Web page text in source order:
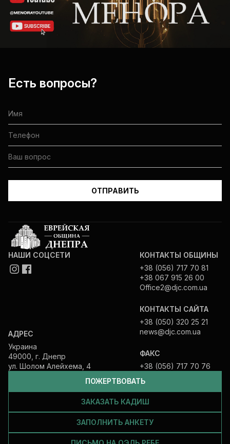
Есть вопросы?
ПОЖЕРТВОВАТЬ
ЗАКАЗАТЬ КАДИШ
ЗАПОЛНИТЬ АНКЕТУ
НАШИ СОЦСЕТИ
АДРЕС
Украина
49000, г. Днепр
ул. Шолом Алейхема, 4
КОНТАКТЫ ОБЩИНЫ
+38 (056) 717 70 81
+38 067 915 26 00
Office2@djc.com.ua
КОНТАКТЫ САЙТА
+38 (050) 320 25 21
news@djc.com.ua
ФАКС
+38 (056) 717 70 76